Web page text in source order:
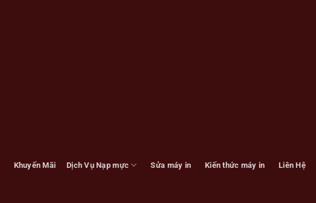
Khuyến Mãi Dịch Vụ Nạp mực Sửa máy in Kiến thức máy in Liên Hệ